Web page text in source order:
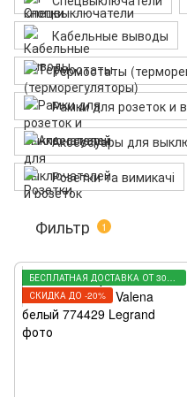
Кабельные выводы
Термостаты
Рамки для розеток и
Аксессуары для
Розетки та вимикачі
Фильтр 1
БЕСПЛАТНАЯ ДОСТАВКА ОТ 3000 ГРН
СКИДКА ДО -20%